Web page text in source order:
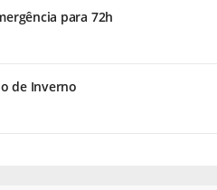
para 72h
de Inverno